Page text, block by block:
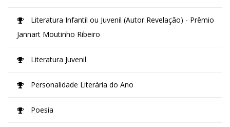
Literatura Infantil ou Juvenil (Autor Revelação) - Prêmio
Jannart Moutinho Ribeiro
Literatura Juvenil
Personalidade Literária do Ano
Poesia